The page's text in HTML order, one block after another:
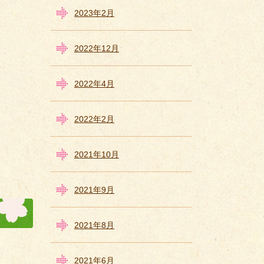
2023年2月
2022年12月
2022年4月
2022年2月
2021年10月
2021年9月
2021年8月
2021年6月